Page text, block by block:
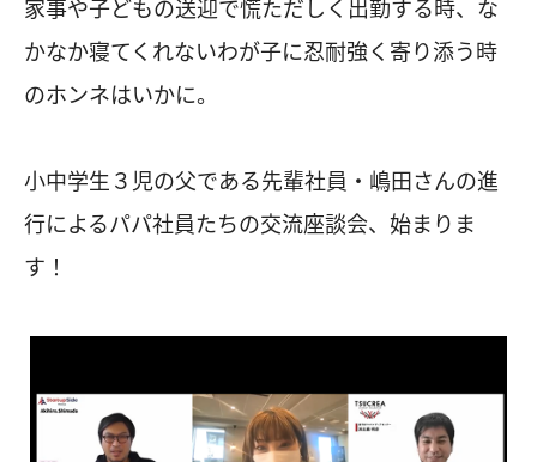
家事や子どもの送迎で慌ただしく出勤する時、な
かなか寝てくれないわが子に忍耐強く寄り添う時
のホンネはいかに。
小中学生３児の父である先輩社員・嶋田さんの進
行によるパパ社員たちの交流座談会、始まりま
す！